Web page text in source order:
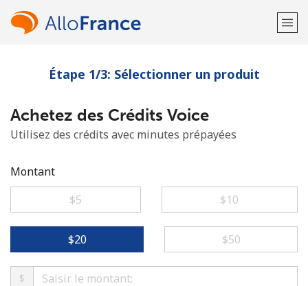
Bienvenue!
Vous avez déjà un compte?Connectez-vous →
Étape 1/3: Sélectionner un produit
Achetez des Crédits Voice
Utilisez des crédits avec minutes prépayées
Montant
⁦$5⁩
⁦$10⁩
⁦$20⁩ ⁦$50⁩
$